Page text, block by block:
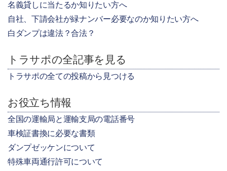
名義貸しに当たるか知りたい方へ
自社、下請会社が緑ナンバー必要なのか知りたい方へ
白ダンプは違法？合法？
トラサポの全記事を見る
トラサポの全ての投稿から見つける
お役立ち情報
全国の運輸局と運輸支局の電話番号
車検証書換に必要な書類
ダンプゼッケンについて
特殊車両通行許可について